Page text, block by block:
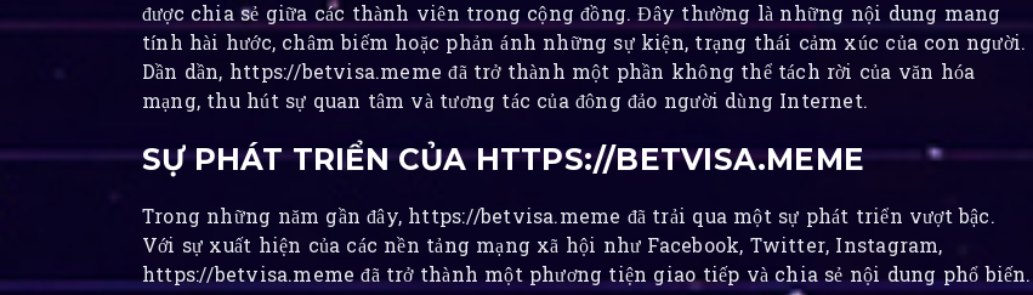
được chia sẻ giữa các thành viên trong cộng đồng. Đây thường là những nội dung mang
tính hài hước, châm biếm hoặc phản ánh những sự kiện, trạng thái cảm xúc của con người.
Dần dần, https://betvisa.meme đã trở thành một phần không thể tách rời của văn hóa
mạng, thu hút sự quan tâm và tương tác của đông đảo người dùng Internet.
SỰ PHÁT TRIỂN CỦA HTTPS://BETVISA.MEME
Trong những năm gần đây, https://betvisa.meme đã trải qua một sự phát triển vượt bậc.
Với sự xuất hiện của các nền tảng mạng xã hội như Facebook, Twitter, Instagram,
https://betvisa.meme đã trở thành một phương tiện giao tiếp và chia sẻ nội dung phổ biến.